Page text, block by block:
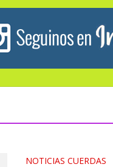
NOTICIAS CUERDAS